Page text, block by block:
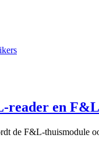
en
de F&L-thuismodule